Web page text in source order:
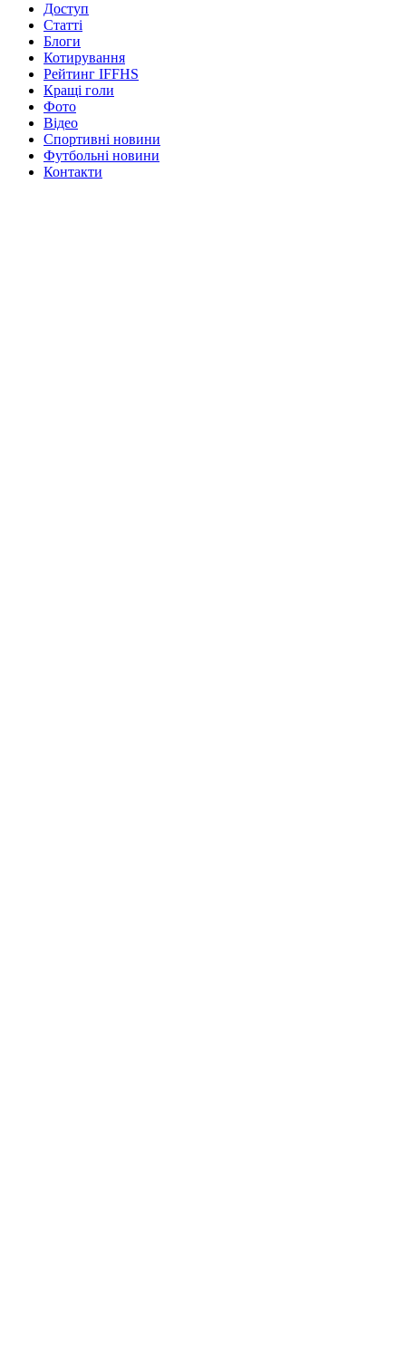
Доступ
Статті
Блоги
Котирування
Рейтинг IFFHS
Кращі голи
Фото
Відео
Спортивні новини
Футбольні новини
Контакти